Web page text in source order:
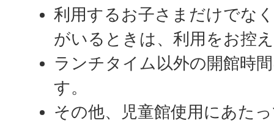
利用するお子さまだけでな
がいるときは、利用をお控
ランチタイム以外の開館時
す。
その他、児童館使用にあた